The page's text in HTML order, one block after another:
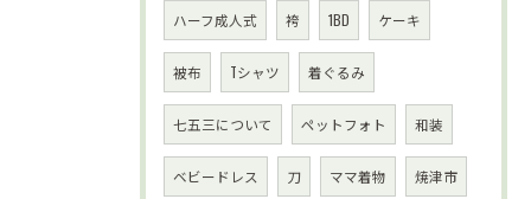
ハーフ成人式 袴 1BD ケーキ
被布 Tシャツ 着ぐるみ
七五三について ペットフォト 和装
ベビードレス 刀 ママ着物 焼津市